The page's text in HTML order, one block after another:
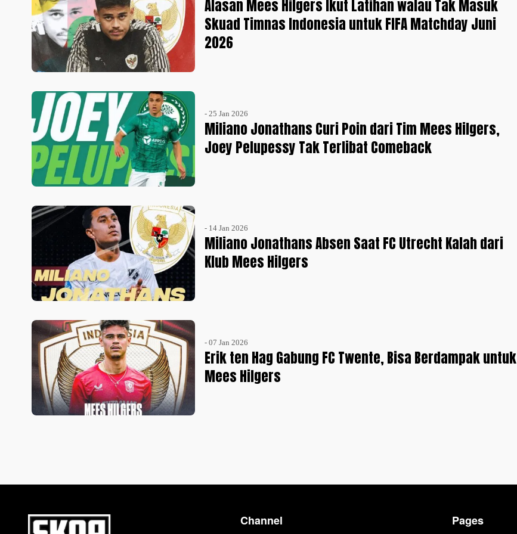
Alasan Mees Hilgers Ikut Latihan walau Tak Masuk
Skuad Timnas Indonesia untuk FIFA Matchday Juni
2026
- 25 Jan 2026
Miliano Jonathans Curi Poin dari Tim Mees Hilgers,
Joey Pelupessy Tak Terlibat Comeback
- 14 Jan 2026
Miliano Jonathans Absen Saat FC Utrecht Kalah dari
Klub Mees Hilgers
- 07 Jan 2026
Erik ten Hag Gabung FC Twente, Bisa Berdampak untuk
Mees Hilgers
Channel Pages